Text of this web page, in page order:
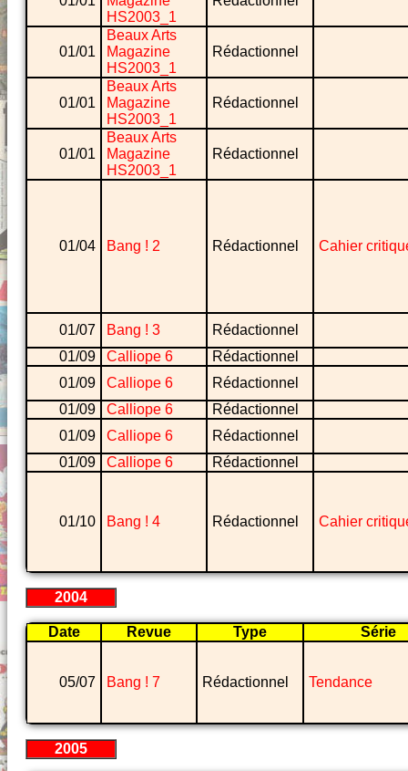
HS2003_1
01/01
Beaux Arts
Magazine
HS2003_1
Rédactionnel
01/01
Beaux Arts
Magazine
HS2003_1
Rédactionnel
01/01
Beaux Arts
Magazine
HS2003_1
Rédactionnel
01/04 Bang ! 2 Rédactionnel Cahier
01/07 Bang ! 3
Rédactionnel
01/09
Calliope 6
Rédactionnel
01/09
Calliope 6
Rédactionnel
01/09
Calliope 6
Rédactionnel
01/09
Calliope 6
Rédactionnel
01/09
Calliope 6 Rédactionnel
01/10 Bang ! 4 Rédactionnel Cahier
2004
Date Revue Type Série
05/07 Bang ! 7 Rédactionnel Tendance
2005